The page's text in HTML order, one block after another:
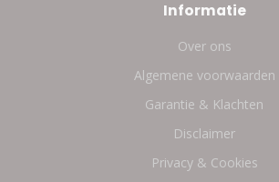
Informatie
Over ons
Algemene voorwaarden
Garantie & Klachten
Disclaimer
Privacy & Cookies